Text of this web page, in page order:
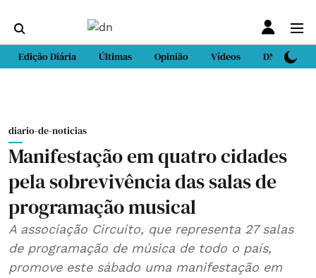
Edição Diária Últimas Opinião Vídeos DN Sport
diario-de-noticias
Manifestação em quatro cidades
pela sobrevivência das salas de
programação musical
A associação Circuito, que representa 27 salas
de programação de música de todo o país,
promove este sábado uma manifestação em